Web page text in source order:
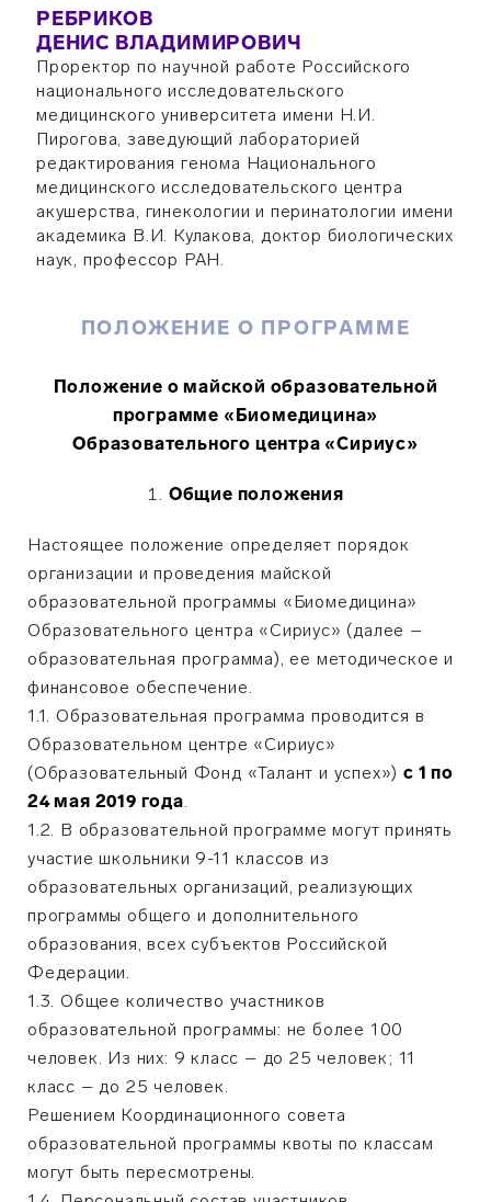
РЕБРИКОВ
ДЕНИС ВЛАДИМИРОВИЧ
Проректор по научной работе Российского
национального исследовательского
медицинского университета имени Н.И.
Пирогова, заведующий лабораторией
редактирования генома Национального
медицинского исследовательского центра
акушерства, гинекологии и перинатологии имени
академика В.И. Кулакова, доктор биологических
наук, профессор РАН.
ПОЛОЖЕНИЕ О ПРОГРАММЕ
Положение о майской образовательной
программе «Биомедицина»
Образовательного центра «Сириус»
Общие положения
Настоящее положение определяет порядок
организации и проведения майской
образовательной программы «Биомедицина»
Образовательного центра «Сириус» (далее –
образовательная программа), ее методическое и
финансовое обеспечение.
1.1. Образовательная программа проводится в
Образовательном центре «Сириус»
(Образовательный Фонд «Талант и успех») с 1 по
24 мая 2019 года.
1.2. В образовательной программе могут принять
участие школьники 9-11 классов из
образовательных организаций, реализующих
программы общего и дополнительного
образования, всех субъектов Российской
Федерации.
1.3. Общее количество участников
образовательной программы: не более 100
человек. Из них: 9 класс – до 25 человек; 11
класс – до 25 человек.
Решением Координационного совета
образовательной программы квоты по классам
могут быть пересмотрены.